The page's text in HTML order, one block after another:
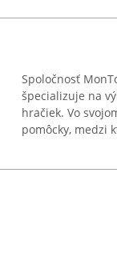
Spoločnosť
špecializuje na
hračiek. Vo
pomôcky, medzi